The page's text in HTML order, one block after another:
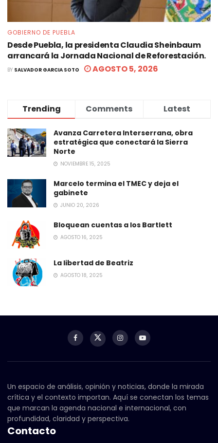
GOBIERNO DE PUEBLA
Desde Puebla, la presidenta Claudia Sheinbaum
arrancará la Jornada Nacional de Reforestación.
BY SALVADOR GARCIA SOTO AGOSTO 5, 2026
Trending Comments Latest
Avanza Carretera Interserrana, obra
estratégica que conectará la Sierra
Norte
NOVIEMBRE 15, 2025
Marcelo termina el TMEC y deja el
gabinete
JUNIO 20, 2026
Bloquean cuentas a los Bartlett
AGOSTO 16, 2025
La libertad de Beatriz
AGOSTO 18, 2025
Un espacio de análisis, opinión y noticias, donde la mirada
crítica y el contexto importan. Aquí se conectan los temas
que marcan la agenda nacional e internacional, con
profundidad, claridad y perspectiva.
Contacto